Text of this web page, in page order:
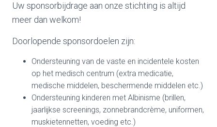
Uw sponsorbijdrage aan onze stichting is altijd
meer dan welkom!
Doorlopende sponsordoelen zijn:
Ondersteuning van de vaste en incidentele kosten
op het medisch centrum (extra medicatie,
medische middelen, beschermende middelen etc.)
Ondersteuning kinderen met Albinisme (brillen,
jaarlijkse screenings, zonnebrandcrème, uniformen,
muskietennetten, voeding etc.)